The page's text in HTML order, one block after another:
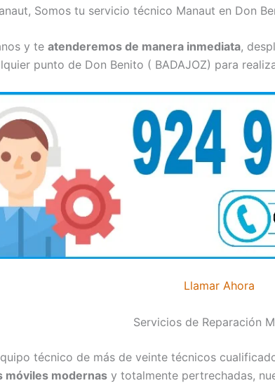
Somos tu servicio técnico Manaut en Don
y te atenderemos de manera inmediata,
punto de Don Benito ( BADAJOZ) para
Llamar Ahora
Servicios de Reparación
técnico de más de veinte técnicos
móviles modernas y totalmente pertrechadas,